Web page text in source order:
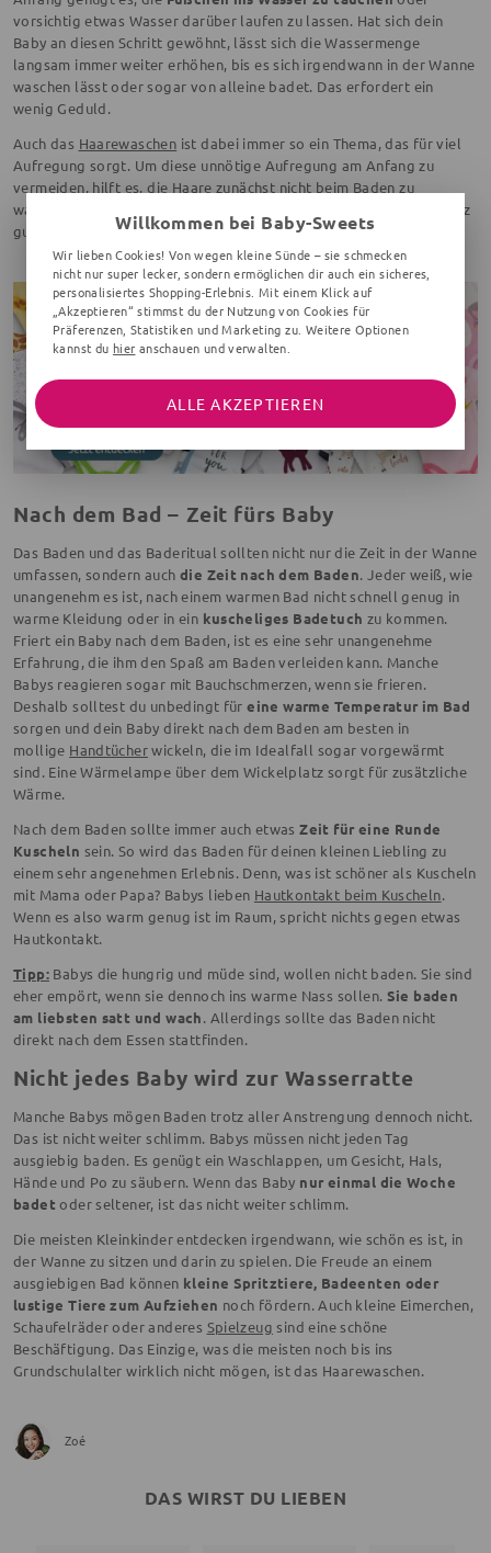
vorsichtig etwas Wasser darüber laufen zu lassen. Hat sich dein
Baby an diesen Schritt gewöhnt, lässt sich die Wassermenge
langsam immer weiter erhöhen, bis es sich irgendwann in der Wanne
waschen lässt oder sogar von alleine badet. Das erfordert ein
wenig Geduld.
Auch das Haarewaschen ist dabei immer so ein Thema, das für viel
Aufregung sorgt. Um diese unnötige Aufregung am Anfang zu
vermeiden, hilft es, die Haare zunächst nicht beim Baden zu
waschen. Das geht bei den feinen Babyhaaren am Anfang auch ganz
gut mit
einem feuchten Waschlappen.
Nach dem Bad – Zeit fürs Baby
Das Baden und das Baderitual sollten nicht nur die Zeit in der Wanne
umfassen, sondern auch die Zeit nach dem Baden. Jeder weiß, wie
unangenehm es ist, nach einem warmen Bad nicht schnell genug in
warme Kleidung oder in ein kuscheliges Badetuch zu kommen.
Friert ein Baby nach dem Baden, ist es eine sehr unangenehme
Erfahrung, die ihm den Spaß am Baden verleiden kann. Manche
Babys reagieren sogar mit Bauchschmerzen, wenn sie frieren.
Deshalb solltest du unbedingt füreine warme Temperatur im Bad
sorgen und dein Baby direkt nach dem Baden am besten in
mollige Handtücherwickeln, die im Idealfall sogar vorgewärmt
sind. Eine Wärmelampe über dem Wickelplatz sorgt für zusätzliche
Wärme.
Nach dem Baden sollte immer auch etwasZeit für eine Runde
Kuscheln sein. So wird das Baden für deinen kleinen Liebling zu
einem sehr angenehmen Erlebnis. Denn, was ist schöner als Kuscheln
mit Mama oder Papa? Babys lieben Hautkontakt beim Kuscheln.
Wenn es also warm genug ist im Raum, spricht nichts gegen etwas
Hautkontakt.
Tipp:Babys die hungrig und müde sind, wollen nicht baden. Sie sind
eher empört, wenn sie dennoch ins warme Nass sollen. Sie baden
am liebsten satt und wach. Allerdings sollte das Baden nicht
direkt nach dem Essen stattfinden.
Nicht jedes Baby wird zur Wasserratte
Manche Babys mögen Baden trotz aller Anstrengung dennoch nicht.
Das ist nicht weiter schlimm. Babys müssen nicht jeden Tag
ausgiebig baden. Es genügt ein Waschlappen, um Gesicht, Hals,
Hände und Po zu säubern. Wenn das Baby nur einmal die Woche
badetoder seltener, ist das nicht weiter schlimm.
Die meisten Kleinkinder entdecken irgendwann, wie schön es ist, in
der Wanne zu sitzen und darin zu spielen. Die Freude an einem
ausgiebigen Bad können kleine Spritztiere, Badeenten oder
lustige Tiere zum Aufziehen noch fördern. Auch kleine Eimerchen,
Schaufelräder oder anderes Spielzeug sind eine schöne
Beschäftigung. Das Einzige, was die meisten noch bis ins
Grundschulalter wirklich nicht mögen, ist das Haarewaschen.
Zoé
DAS WIRST DU LIEBEN
Willkommen bei Baby-Sweets
Wir lieben Cookies! Von wegen kleine Sünde – sie schmecken
nicht nur super lecker, sondern ermöglichen dir auch ein sicheres,
personalisiertes Shopping-Erlebnis. Mit einem Klick auf
„Akzeptieren“ stimmst du der Nutzung von Cookies für
Präferenzen, Statistiken und Marketing zu. Weitere Optionen
kannst du hier anschauen und verwalten.
ALLE AKZEPTIEREN